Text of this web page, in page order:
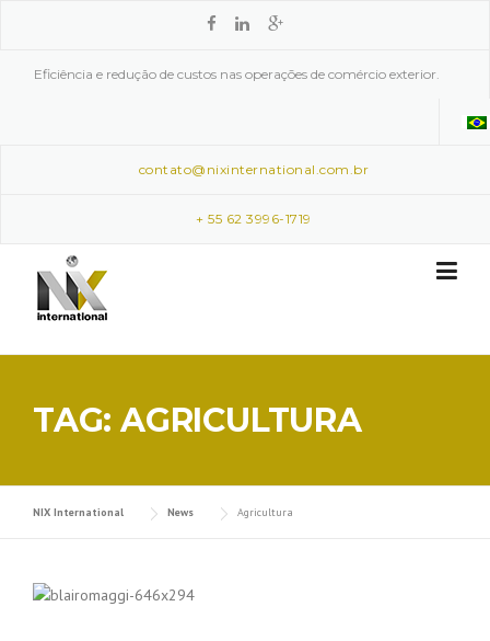
Eficiência e redução de custos nas operações de comércio exterior.
contato@nixinternational.com.br
+ 55 62 3996-1719
TAG: AGRICULTURA
NIX International News Agricultura